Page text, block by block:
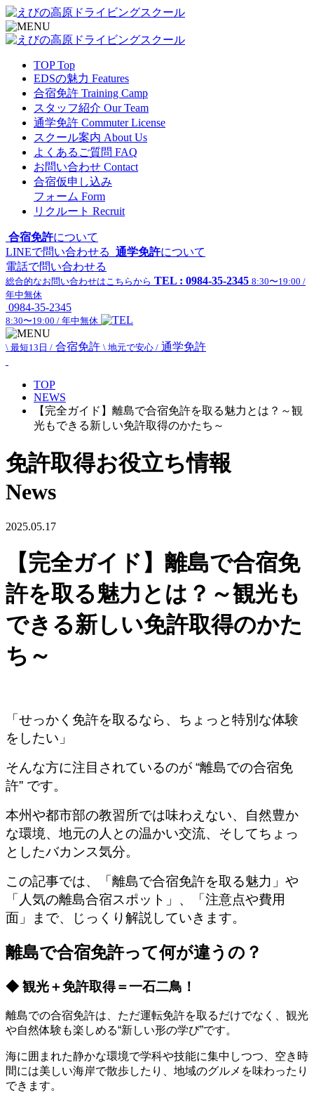
TOP Top
EDSの魅力 Features
合宿免許 Training Camp
スタッフ紹介 Our Team
通学免許 Commuter License
スクール案内 About Us
よくあるご質問 FAQ
お問い合わせ Contact
合宿仮申し込み
フォーム Form
リクルート Recruit
合宿免許について
LINEで問い合わせる 通学免許について
電話で問い合わせる
総合的なお問い合わせはこちらから TEL : 0984-35-2345 8:30〜19:00 /
年中無休
0984-35-2345
8:30〜19:00 / 年中無休
\ 最短13日 / 合宿免許 \ 地元で安心 / 通学免許
TOP
NEWS
【完全ガイド】離島で合宿免許を取る魅力とは？～観
光もできる新しい免許取得のかたち～
免許取得お役立ち情報
News
2025.05.17
【完全ガイド】離島で合宿免
許を取る魅力とは？～観光も
できる新しい免許取得のかた
ち～
「せっかく免許を取るなら、ちょっと特別な体験
をしたい」
そんな方に注目されているのが “離島での合宿免
許” です。
本州や都市部の教習所では味わえない、自然豊か
な環境、地元の人との温かい交流、そしてちょっ
としたバカンス気分。
この記事では、「離島で合宿免許を取る魅力」や
「人気の離島合宿スポット」、「注意点や費用
面」まで、じっくり解説していきます。
離島で合宿免許って何が違うの？
◆ 観光＋免許取得＝一石二鳥！
離島での合宿免許は、ただ運転免許を取るだけでなく、観光
や自然体験も楽しめる“新しい形の学び”です。
海に囲まれた静かな環境で学科や技能に集中しつつ、空き時
間には美しい海岸で散歩したり、地域のグルメを味わったり
できます。